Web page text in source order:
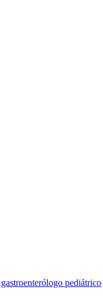
gastroenterólogo pediátrico